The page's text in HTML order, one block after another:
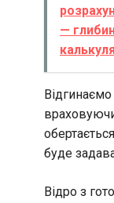
—
буде
Відро з